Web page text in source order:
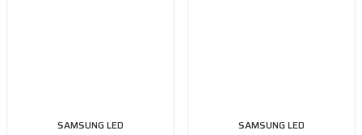
SAMSUNG LED SAMSUNG LED